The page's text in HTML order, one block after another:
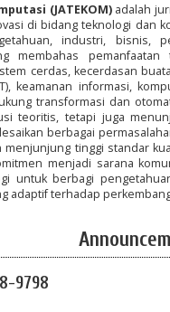
(JATEKOM)adalah
di bidang teknologi dan
industri, bisnis,
membahas
cerdas, kecerdasan
keamanan informasi,
transformasi dan
teoritis, tetapi juga
berbagai
tinggi standar
menjadi sarana
untuk berbagi
adaptif terhadap
9798